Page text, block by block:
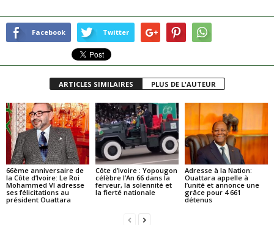
Facebook Twitter
ARTICLES SIMILAIRES PLUS DE L'AUTEUR
66ème anniversaire de
la Côte d’Ivoire: Le Roi
Mohammed VI adresse
ses félicitations au
président Ouattara
Côte d’Ivoire : Yopougon
célèbre l’An 66 dans la
ferveur, la solennité et
la fierté nationale
Adresse à la Nation:
Ouattara appelle à
l’unité et annonce une
grâce pour 4 661
détenus